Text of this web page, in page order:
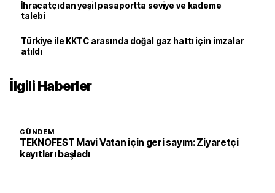
İhracatçıdan yeşil pasaportta seviye ve kademe
talebi
Türkiye ile KKTC arasında doğal gaz hattı için imzalar
atıldı
İlgili Haberler
GÜNDEM
TEKNOFEST Mavi Vatan için geri sayım: Ziyaretçi
kayıtları başladı